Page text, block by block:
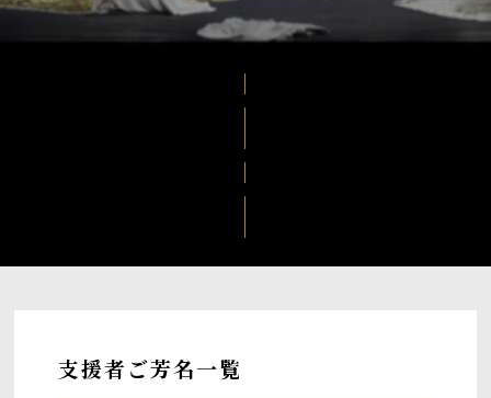
支援者ご芳名一覧